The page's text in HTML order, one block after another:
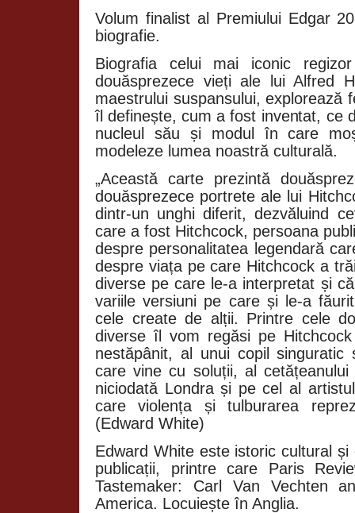
Volum finalist al Premiului Edgar
biografie.
Biografia celui mai iconic
douăsprezece vieți ale lui Alfred
maestrului suspansului, explorează
îl definește, cum a fost inventat, ce
nucleul său și modul în care
modeleze lumea noastră culturală.
„Această carte prezintă
douăsprezece portrete ale lui
dintr-un unghi diferit, dezvăluind
care a fost Hitchcock, persoana
despre personalitatea legendară
despre viața pe care Hitchcock a
diverse pe care le-a interpretat și
variile versiuni pe care și le-a
cele create de alții. Printre cele
diverse îl vom regăsi pe
nestăpânit, al unui copil singuratic
care vine cu soluții, al
niciodată Londra și pe cel al
care violența și tul­burarea
(Edward White)
Edward White este istoric cultural
publicații, printre care Paris
Tastemaker: Carl Van Vechten
America. Locuiește în Anglia.